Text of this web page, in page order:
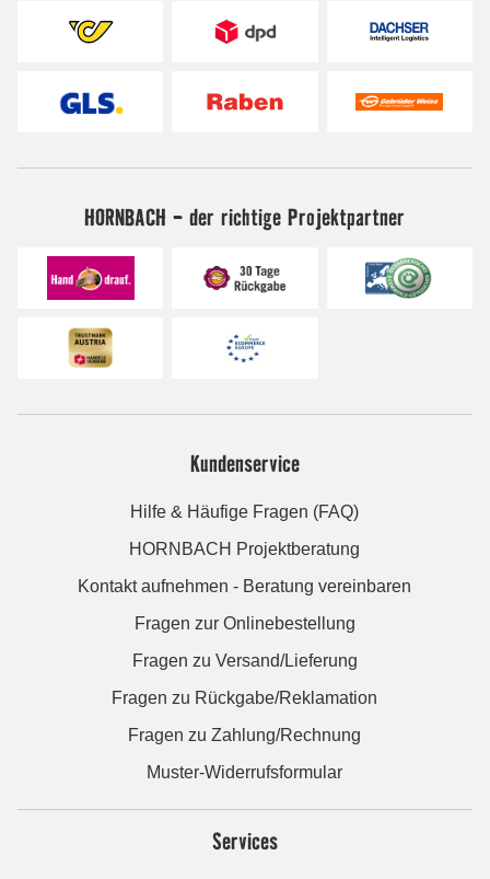
HORNBACH - der richtige Projektpartner
Kundenservice
Hilfe & Häufige Fragen (FAQ)
HORNBACH Projektberatung
Kontakt aufnehmen - Beratung vereinbaren
Fragen zur Onlinebestellung
Fragen zu Versand/Lieferung
Fragen zu Rückgabe/Reklamation
Fragen zu Zahlung/Rechnung
Muster-Widerrufsformular
Services